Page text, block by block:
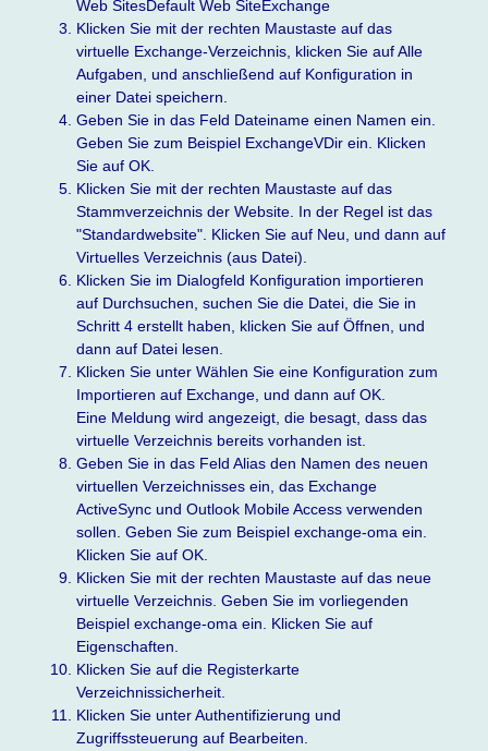
Web SitesDefault Web SiteExchange
Klicken Sie mit der rechten Maustaste auf das
virtuelle Exchange-Verzeichnis, klicken Sie auf Alle
Aufgaben, und anschließend auf Konfiguration in
einer Datei speichern.
Geben Sie in das Feld Dateiname einen Namen ein.
Geben Sie zum Beispiel ExchangeVDir ein. Klicken
Sie auf OK.
Klicken Sie mit der rechten Maustaste auf das
Stammverzeichnis der Website. In der Regel ist das
"Standardwebsite". Klicken Sie auf Neu, und dann auf
Virtuelles Verzeichnis (aus Datei).
Klicken Sie im Dialogfeld Konfiguration importieren
auf Durchsuchen, suchen Sie die Datei, die Sie in
Schritt 4 erstellt haben, klicken Sie auf Öffnen, und
dann auf Datei lesen.
Klicken Sie unter Wählen Sie eine Konfiguration zum
Importieren auf Exchange, und dann auf OK.
Eine Meldung wird angezeigt, die besagt, dass das
virtuelle Verzeichnis bereits vorhanden ist.
Geben Sie in das Feld Alias den Namen des neuen
virtuellen Verzeichnisses ein, das Exchange
ActiveSync und Outlook Mobile Access verwenden
sollen. Geben Sie zum Beispiel exchange-oma ein.
Klicken Sie auf OK.
Klicken Sie mit der rechten Maustaste auf das neue
virtuelle Verzeichnis. Geben Sie im vorliegenden
Beispiel exchange-oma ein. Klicken Sie auf
Eigenschaften.
Klicken Sie auf die Registerkarte
Verzeichnissicherheit.
Klicken Sie unter Authentifizierung und
Zugriffssteuerung auf Bearbeiten.